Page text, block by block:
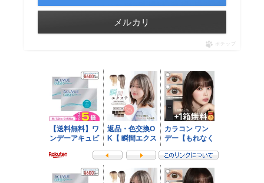
メルカリ
ポチップ